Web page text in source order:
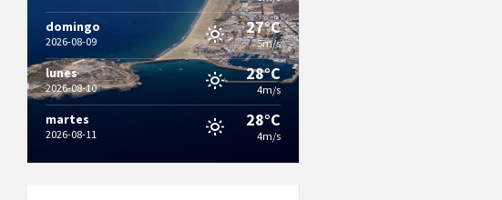
domingo
2026-08-09
27°C
5m/s
lunes
2026-08-10
28°C
4m/s
martes
2026-08-11
28°C
4m/s